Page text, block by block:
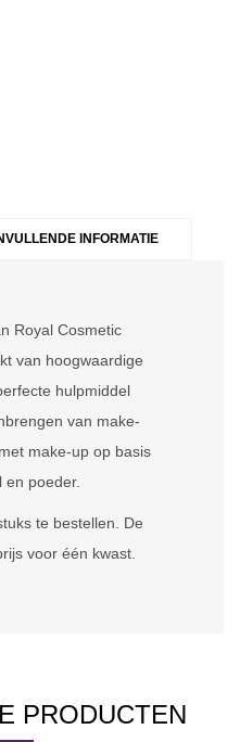
INFORMATIE
Royal Cosmetic
van hoogwaardige
hulpmiddel
van make-
make-up op basis
poeder.
te bestellen. De
voor één kwast.
PRODUCTEN